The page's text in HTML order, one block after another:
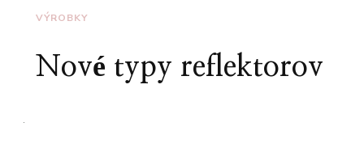
VÝROBKY
Nové typy reflektorov